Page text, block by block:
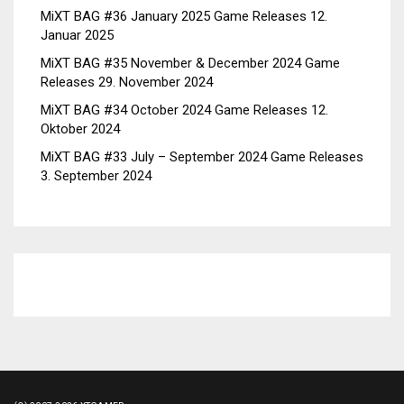
MiXT BAG #36 January 2025 Game Releases 12.
Januar 2025
MiXT BAG #35 November & December 2024 Game
Releases 29. November 2024
MiXT BAG #34 October 2024 Game Releases 12.
Oktober 2024
MiXT BAG #33 July – September 2024 Game Releases
3. September 2024